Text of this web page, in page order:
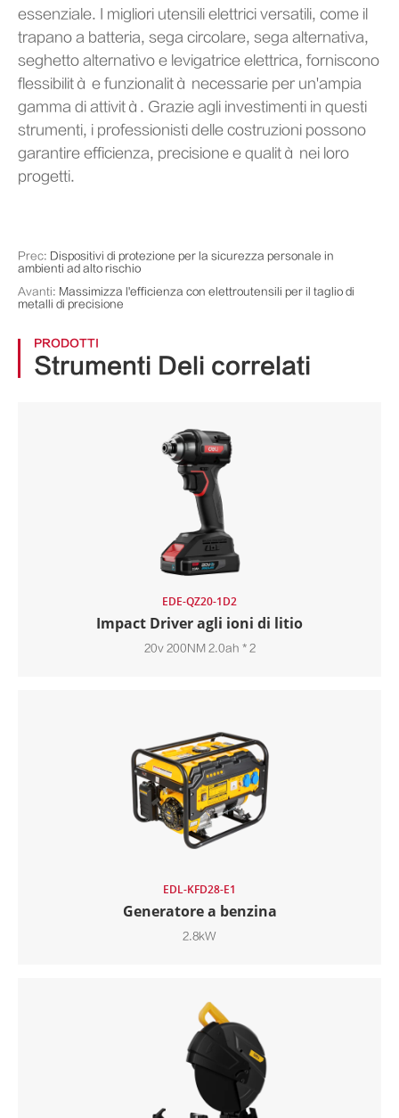
essenziale. I migliori utensili elettrici versatili, come il
trapano a batteria, sega circolare, sega alternativa,
seghetto alternativo e levigatrice elettrica, forniscono
flessibilità e funzionalità necessarie per un'ampia
gamma di attività. Grazie agli investimenti in questi
strumenti, i professionisti delle costruzioni possono
garantire efficienza, precisione e qualità nei loro
progetti.
Prec: Dispositivi di protezione per la sicurezza personale in
ambienti ad alto rischio
Avanti: Massimizza l'efficienza con elettroutensili per il taglio di
metalli di precisione
PRODOTTI
Strumenti Deli correlati
EDE-QZ20-1D2
Impact Driver agli ioni di litio
20v 200NM 2.0ah * 2
EDL-KFD28-E1
Generatore a benzina
2.8kW